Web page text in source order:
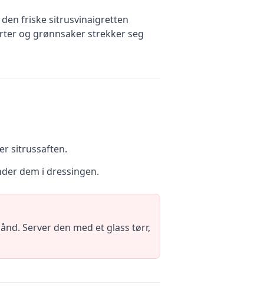
friske sitrusvinaigretten
og grønnsaker strekker seg
sitrussaften.
dem i dressingen.
Server den med et glass tørr,